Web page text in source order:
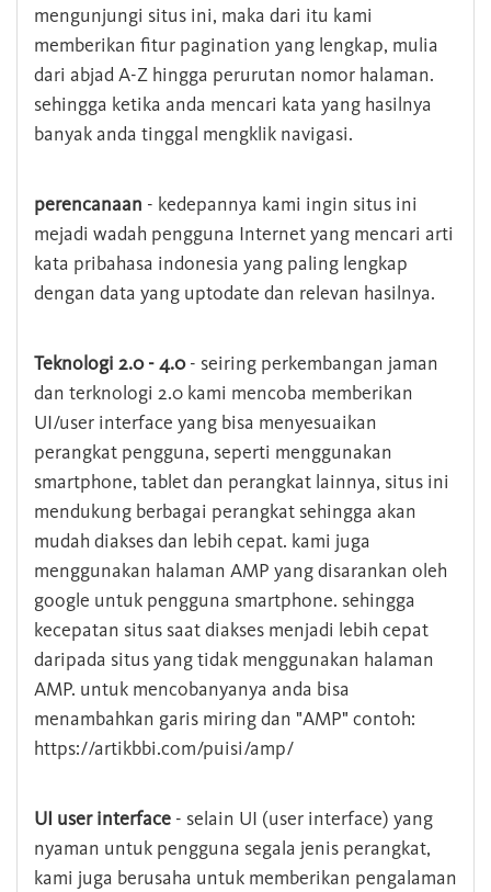
mengunjungi situs ini, maka dari itu kami
memberikan fitur pagination yang lengkap, mulia
dari abjad A-Z hingga perurutan nomor halaman.
sehingga ketika anda mencari kata yang hasilnya
banyak anda tinggal mengklik navigasi.
perencanaan - kedepannya kami ingin situs ini
mejadi wadah pengguna Internet yang mencari arti
kata pribahasa indonesia yang paling lengkap
dengan data yang uptodate dan relevan hasilnya.
Teknologi 2.0 - 4.0- seiring perkembangan jaman
dan terknologi 2.0 kami mencoba memberikan
UI/user interface yang bisa menyesuaikan
perangkat pengguna, seperti menggunakan
smartphone, tablet dan perangkat lainnya, situs ini
mendukung berbagai perangkat sehingga akan
mudah diakses dan lebih cepat. kami juga
menggunakan halaman AMP yang disarankan oleh
google untuk pengguna smartphone. sehingga
kecepatan situs saat diakses menjadi lebih cepat
daripada situs yang tidak menggunakan halaman
AMP. untuk mencobanyanya anda bisa
menambahkan garis miring dan "AMP" contoh:
https://artikbbi.com/puisi/amp/
UI user interface - selain UI (user interface) yang
nyaman untuk pengguna segala jenis perangkat,
kami juga berusaha untuk memberikan pengalaman